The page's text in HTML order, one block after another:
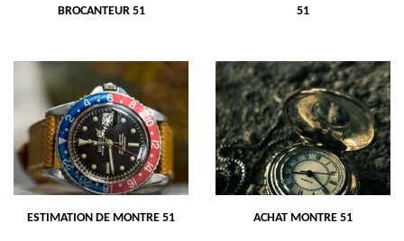
BROCANTEUR 51
51
ESTIMATION DE MONTRE 51 ACHAT MONTRE 51